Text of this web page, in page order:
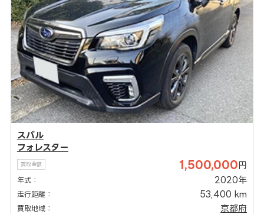
スバル
フォレスター
買取金額 1,500,000 円
年式： 2020年
走行距離： 53,400 km
買取地域： 京都府